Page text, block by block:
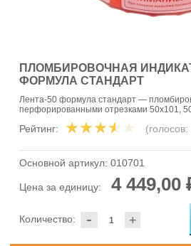
ПЛОМБИРОВОЧНАЯ
ФОРМУЛА СТАНДАРТ
Лента-50 формула стандарт —
перфорированными отрезками 50х101,
Рейтинг: (голосов:
Основной артикул: 010701
Цена за единицу: 4 449,00
- +
Количество: